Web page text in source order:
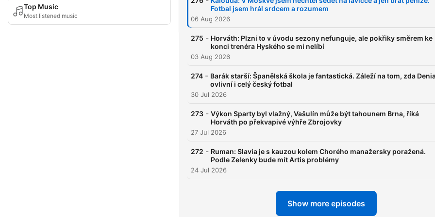
Top Music
Most listened music
mujRozhlas.cz
Fotbal jsem hrál srdcem a rozumem
06 Aug 2026
275 - Horváth: Plzni to v úvodu sezony nefunguje, ale pokřiky směrem ke
konci trenéra Hyského se mi nelíbí
03 Aug 2026
274 - Barák starší: Španělská škola je fantastická. Záleží na tom, zda
ovlivní i celý český fotbal
30 Jul 2026
273 - Výkon Sparty byl vlažný, Vašulín může být tahounem Brna, říká
Horváth po překvapivé výhře Zbrojovky
27 Jul 2026
272 - Ruman: Slavia je s kauzou kolem Chorého manažersky poražená.
Podle Zelenky bude mít Artis problémy
24 Jul 2026
Show more episodes